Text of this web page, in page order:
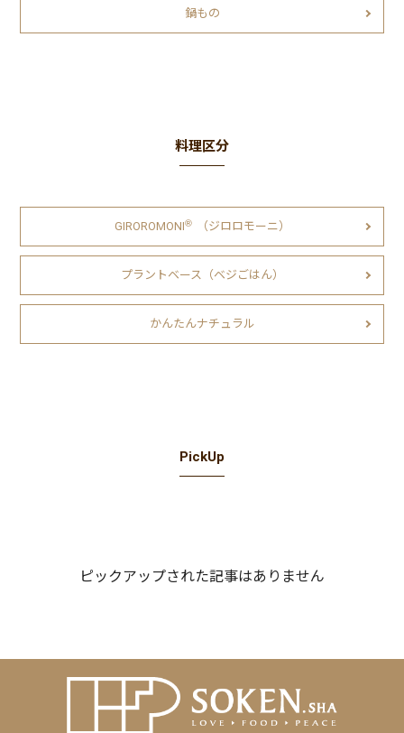
鍋もの
料理区分
GIROROMONIⓇ （ジロロモーニ）
プラントベース（ベジごはん）
かんたんナチュラル
PickUp
ピックアップされた記事はありません